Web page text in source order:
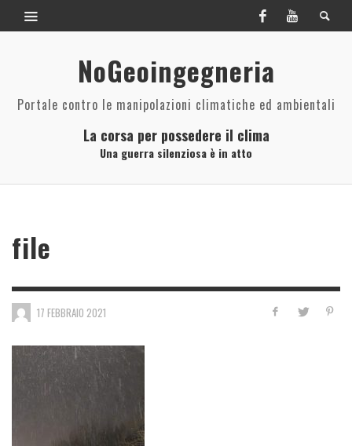
NoGeoingegneria
Portale contro le manipolazioni climatiche ed ambientali
La corsa per possedere il clima
Una guerra silenziosa è in atto
file
17 FEBBRAIO 2021